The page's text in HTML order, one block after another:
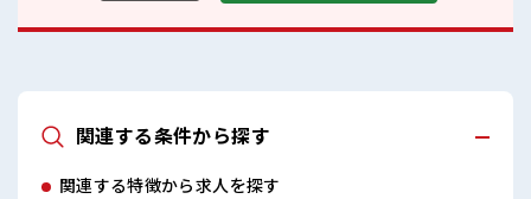
関連する条件から探す
関連する特徴から求人を探す